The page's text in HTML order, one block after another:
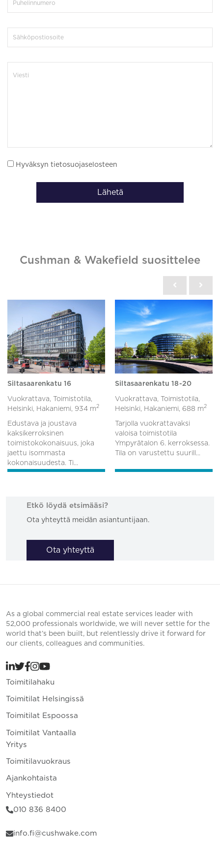
Hyväksyn tietosuojaselosteen
Lähetä
Cushman & Wakefield suosittelee
Siltasaarenkatu 16
Vuokrattava, Toimistotila,
Helsinki, Hakaniemi, 934 m2
Edustava ja joustava
kaksikerroksinen
toimistokokonaisuus, joka
jaettu isommasta
kokonaisuudesta. Ti...
Siltasaarenkatu 18-20
Vuokrattava, Toimistotila,
Helsinki, Hakaniemi, 688 m2
Tarjolla vuokrattavaksi
valoisa toimistotila
Ympyrätalon 6. kerroksessa.
Tila on varustettu suurill...
Etkö löydä etsimääsi?
Ota yhteyttä meidän asiantuntijaan.
Ota yhteyttä
As a global commercial real estate services leader with
52,000 professionals worldwide, we will never settle for the
world that’s been built, but relentlessly drive it forward for
our clients, colleagues and communities.
Toimitilahaku
Toimitilat Helsingissä
Toimitilat Espoossa
Toimitilat Vantaalla
Yritys
Toimitilavuokraus
Ajankohtaista
Yhteystiedot
010 836 8400
info.fi@cushwake.com